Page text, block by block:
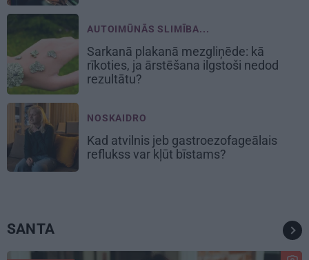
AUTOIMŪNĀS SLIMĪBA...
Sarkanā plakanā mezgliņēde: kā
rīkoties, ja ārstēšana ilgstoši nedod
rezultātu?
NOSKAIDRO
Kad atvilnis jeb gastroezofageālais
reflukss var kļūt bīstams?
SANTA